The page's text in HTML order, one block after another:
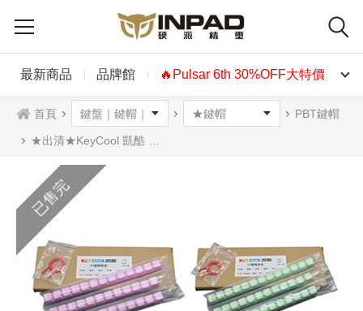
最新商品 品牌館 🔥Pulsar 6th 30%OFF大特價🔥
首頁 PBT鍵帽
★出清★KeyCool 凱酷 37PBT單倍粉彩鍵帽 英文 側印
已售完